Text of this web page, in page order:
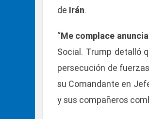
de Irán.
“Me complace
Social. Trump detalló
persecución de
su Comandante en
y sus compañeros